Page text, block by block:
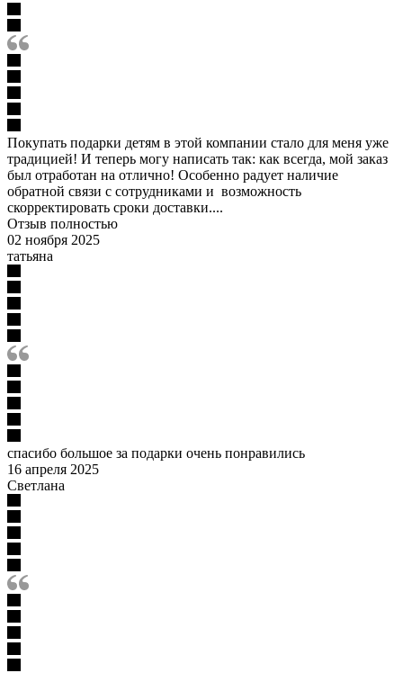
Покупать подарки детям в этой компании стало для меня уже
традицией! И теперь могу написать так: как всегда, мой заказ
был отработан на отлично! Особенно радует наличие
обратной связи с сотрудниками и возможность
скорректировать сроки доставки....
Отзыв полностью
02 ноября 2025
татьяна
спасибо большое за подарки очень понравились
16 апреля 2025
Светлана